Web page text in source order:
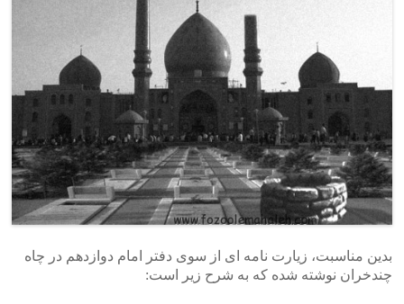
بدین مناسبت، زیارت نامه ای از سوی دفتر امام دوازدهم در چاه
چندخران نوشته شده که به شرح زیر است: